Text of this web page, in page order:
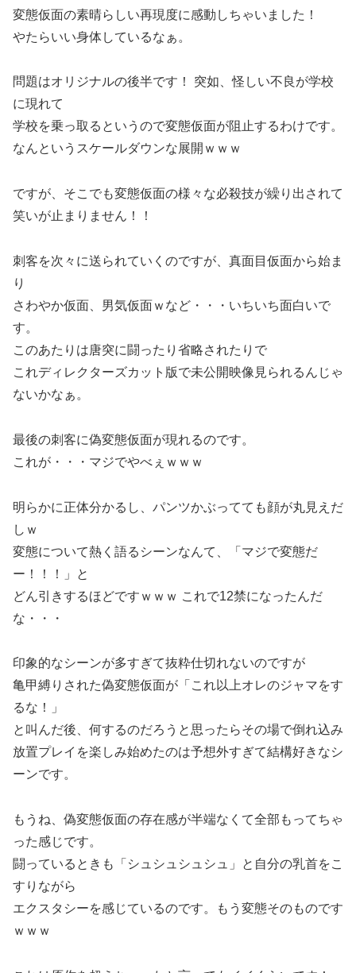
変態仮面の素晴らしい再現度に感動しちゃいました！
やたらいい身体しているなぁ。
問題はオリジナルの後半です！ 突如、怪しい不良が学校
に現れて
学校を乗っ取るというので変態仮面が阻止するわけです。
なんというスケールダウンな展開ｗｗｗ
ですが、そこでも変態仮面の様々な必殺技が繰り出されて
笑いが止まりません！！
刺客を次々に送られていくのですが、真面目仮面から始ま
り
さわやか仮面、男気仮面ｗなど・・・いちいち面白いで
す。
このあたりは唐突に闘ったり省略されたりで
これディレクターズカット版で未公開映像見られるんじゃ
ないかなぁ。
最後の刺客に偽変態仮面が現れるのです。
これが・・・マジでやべぇｗｗｗ
明らかに正体分かるし、パンツかぶってても顔が丸見えだ
しｗ
変態について熱く語るシーンなんて、「マジで変態だ
ー！！！」と
どん引きするほどですｗｗｗ これで12禁になったんだ
な・・・
印象的なシーンが多すぎて抜粋仕切れないのですが
亀甲縛りされた偽変態仮面が「これ以上オレのジャマをす
るな！」
と叫んだ後、何するのだろうと思ったらその場で倒れ込み
放置プレイを楽しみ始めたのは予想外すぎて結構好きなシ
ーンです。
もうね、偽変態仮面の存在感が半端なくて全部もってちゃ
った感じです。
闘っているときも「シュシュシュシュ」と自分の乳首をこ
すりながら
エクスタシーを感じているのです。もう変態そのものです
ｗｗｗ